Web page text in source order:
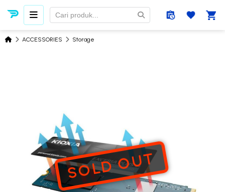
ACCESSORIES Storage
SOLD OUT